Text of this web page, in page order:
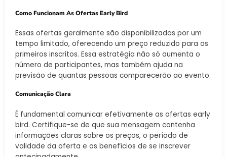
Como Funcionam As Ofertas Early Bird
Essas ofertas geralmente são disponibilizadas por um
tempo limitado, oferecendo um preço reduzido para os
primeiros inscritos. Essa estratégia não só aumenta o
número de participantes, mas também ajuda na
previsão de quantas pessoas comparecerão ao evento.
Comunicação Clara
É fundamental comunicar efetivamente as ofertas early
bird. Certifique-se de que sua mensagem contenha
informações claras sobre os preços, o período de
validade da oferta e os benefícios de se inscrever